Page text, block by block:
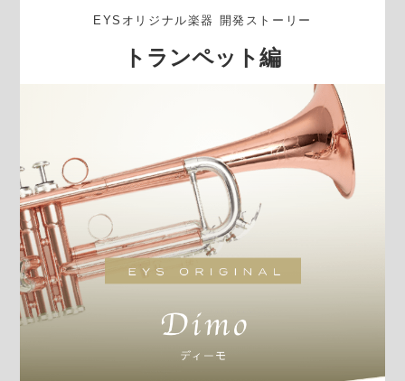
EYSオリジナル楽器 開発ストーリー
トランペット編